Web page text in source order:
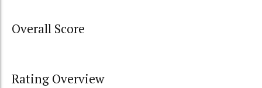
Overall Score
Rating Overview